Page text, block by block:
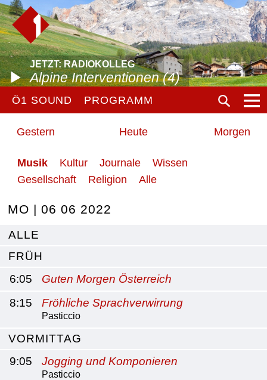
JETZT: RADIOKOLLEG
Alpine Interventionen (4)
Ö1 SOUND PROGRAMM
Gestern Heute Morgen
Musik Kultur Journale
Wissen
Gesellschaft
Religion Alle
MO | 06 06 2022
ALLE
FRÜH
6:05
Guten Morgen Österreich
8:15
Fröhliche Sprachverwirrung
Pasticcio
VORMITTAG
9:05
Jogging und Komponieren
Pasticcio